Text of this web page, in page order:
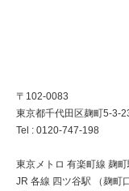
〒102-0083
東京都千代田区麹町5-3-
Tel : 0120-747-198
東京メトロ 有楽町線 麹
JR 各線 四ツ谷駅 （麹町